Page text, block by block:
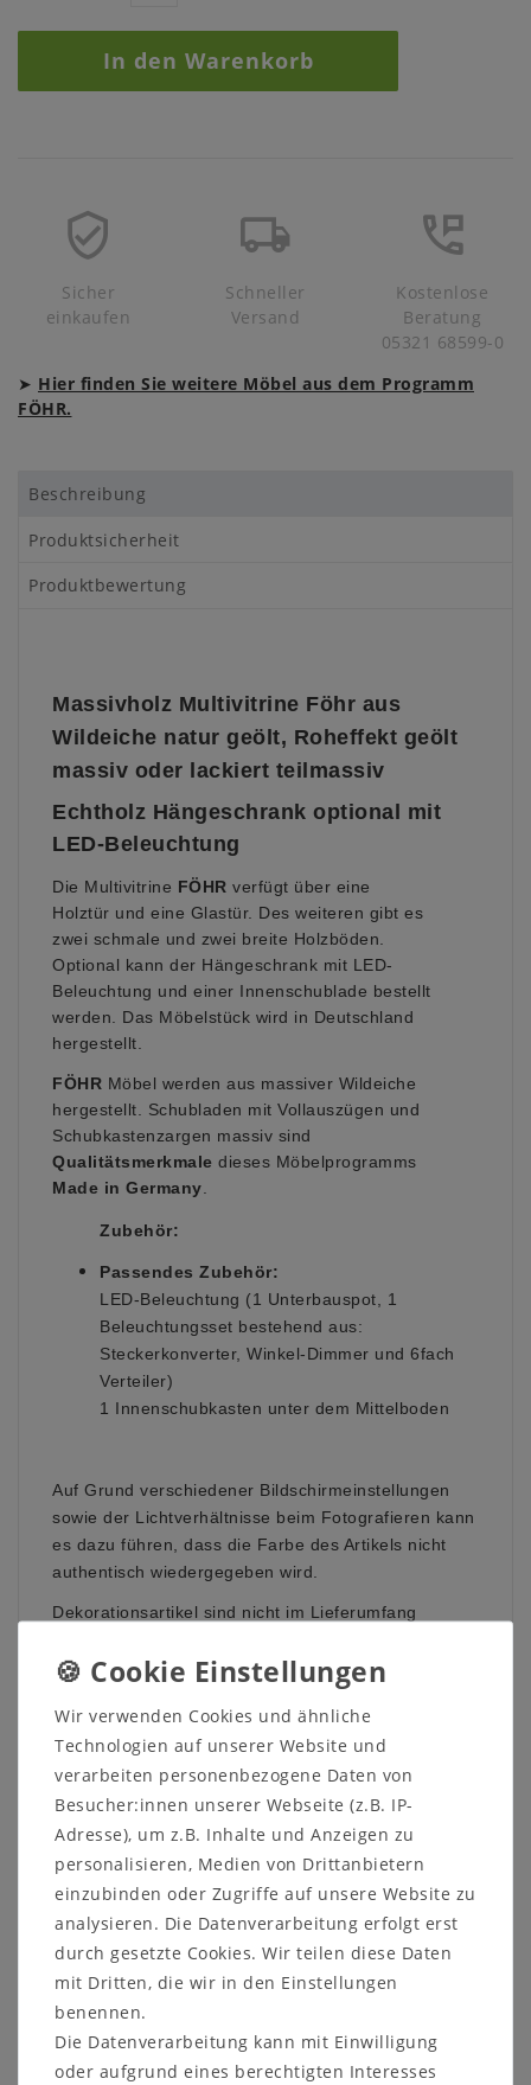
In den Warenkorb
Sicher
einkaufen
Schneller
Versand
Kostenlose
Beratung
05321 68599-0
➤ Hier finden Sie weitere Möbel aus dem Programm
FÖHR.
Beschreibung
Produktsicherheit
Produktbewertung
Massivholz Multivitrine Föhr aus
Wildeiche natur geölt, Roheffekt geölt
massiv oder lackiert teilmassiv
Echtholz Hängeschrank optional mit
LED-Beleuchtung
Die Multivitrine FÖHR verfügt über eine
Holztür und eine Glastür. Des weiteren gibt es
zwei schmale und zwei breite Holzböden.
Optional kann der Hängeschrank mit LED-
Beleuchtung und einer Innenschublade bestellt
werden. Das Möbelstück wird in Deutschland
hergestellt.
FÖHR Möbel werden aus massiver Wildeiche
hergestellt. Schubladen mit Vollauszügen und
Schubkastenzargen massiv sind
Qualitätsmerkmale dieses Möbelprogramms
Made in Germany
Zubehör:
Passendes Zubehör:
LED-Beleuchtung (1 Unterbauspot, 1
Beleuchtungsset bestehend aus:
Steckerkonverter, Winkel-Dimmer und 6fach
Verteiler)
1 Innenschubkasten unter dem Mittelboden
Auf Grund verschiedener Bildschirmeinstellungen
sowie der Lichtverhältnisse beim Fotografieren kann
es dazu führen, dass die Farbe des Artikels nicht
authentisch wiedergegeben wird.
Dekorationsartikel sind nicht im Lieferumfang
Weitere Informationen zum Möbelstück
Details:
1 Holztür
2 schmale und 2 breite Holzböden
Optional mit Innenschubkasten unter dem
Mittelboden (breite Seite)
Optional mit LED-Beleuchtung
Breite: 93 cm
Wir verwenden Cookies und ähnliche
Technologien auf unserer Website und
verarbeiten personenbezogene Daten von
Besucher:innen unserer Webseite (z.B. IP-
Adresse), um z.B. Inhalte und Anzeigen zu
personalisieren, Medien von Drittanbietern
einzubinden oder Zugriffe auf unsere Website zu
analysieren. Die Datenverarbeitung erfolgt erst
durch gesetzte Cookies. Wir teilen diese Daten
mit Dritten, die wir in den Einstellungen
benennen.
Die Datenverarbeitung kann mit Einwilligung
oder aufgrund eines berechtigten Interesses